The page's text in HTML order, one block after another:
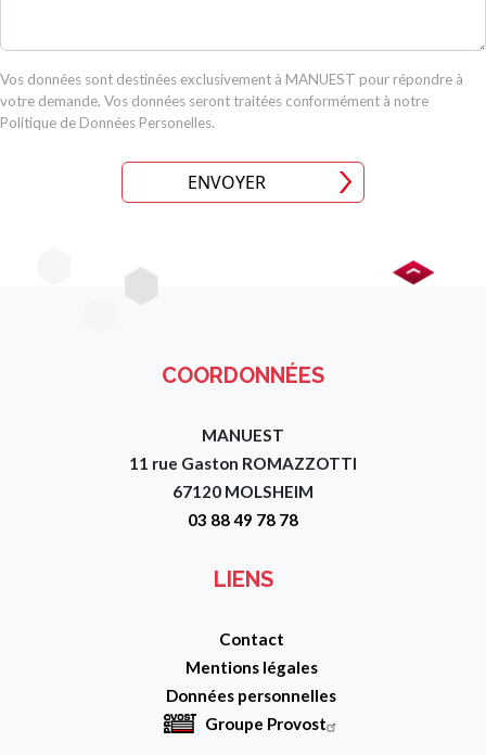
Vos données sont destinées exclusivement à MANUEST pour répondre à
votre demande. Vos données seront traitées conformément à notre
Politique de Données Personelles.
ENVOYER
Image
COORDONNÉES
MANUEST
11 rue Gaston ROMAZZOTTI
67120 MOLSHEIM
03 88 49 78 78
LIENS
Contact
Mentions légales
Données personnelles
Groupe Provost